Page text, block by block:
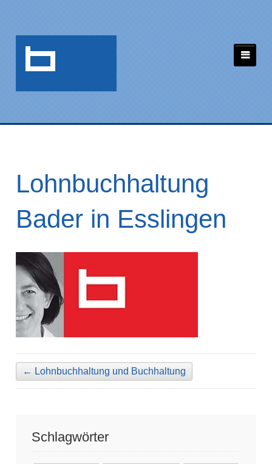
Lohnbuchhaltung
Bader in Esslingen
← Lohnbuchhaltung und Buchhaltung
Schlagwörter